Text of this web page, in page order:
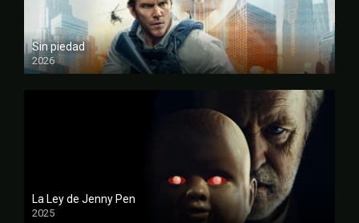
Sin piedad
2026
FULL HD
La Ley de Jenny Pen
2025
FULL HD